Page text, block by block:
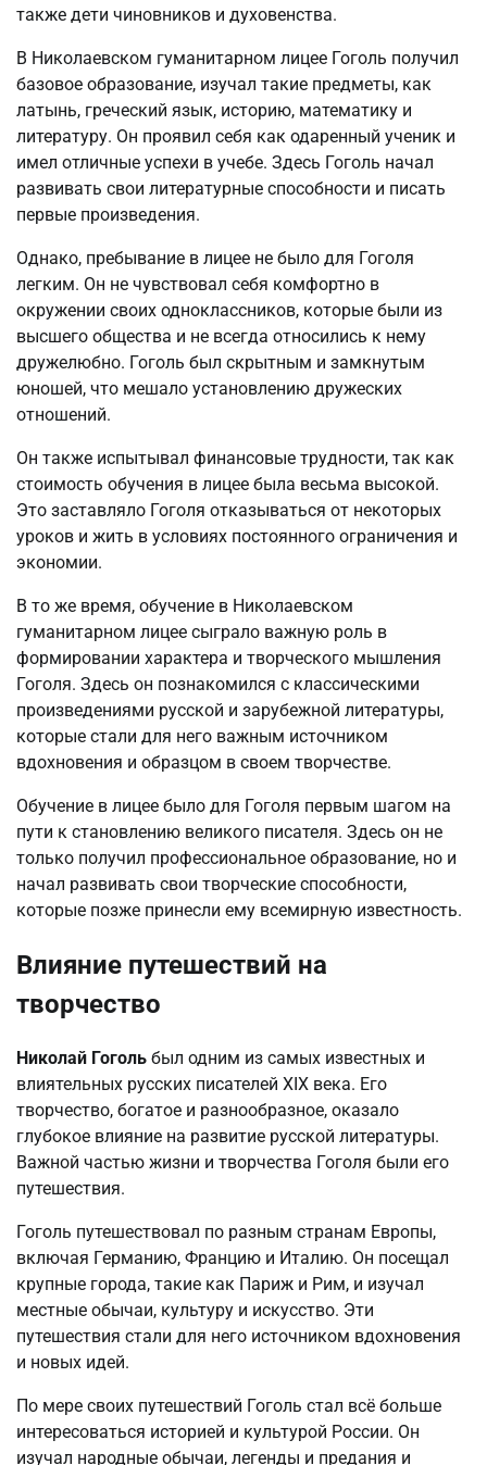
также дети чиновников и духовенства.
В Николаевском гуманитарном лицее Гоголь получил
базовое образование, изучал такие предметы, как
латынь, греческий язык, историю, математику и
литературу. Он проявил себя как одаренный ученик и
имел отличные успехи в учебе. Здесь Гоголь начал
развивать свои литературные способности и писать
первые произведения.
Однако, пребывание в лицее не было для Гоголя
легким. Он не чувствовал себя комфортно в
окружении своих одноклассников, которые были из
высшего общества и не всегда относились к нему
дружелюбно. Гоголь был скрытным и замкнутым
юношей, что мешало установлению дружеских
отношений.
Он также испытывал финансовые трудности, так как
стоимость обучения в лицее была весьма высокой.
Это заставляло Гоголя отказываться от некоторых
уроков и жить в условиях постоянного ограничения и
экономии.
В то же время, обучение в Николаевском
гуманитарном лицее сыграло важную роль в
формировании характера и творческого мышления
Гоголя. Здесь он познакомился с классическими
произведениями русской и зарубежной литературы,
которые стали для него важным источником
вдохновения и образцом в своем творчестве.
Обучение в лицее было для Гоголя первым шагом на
пути к становлению великого писателя. Здесь он не
только получил профессиональное образование, но и
начал развивать свои творческие способности,
которые позже принесли ему всемирную известность.
Влияние путешествий на
творчество
Николай Гоголь был одним из самых известных и
влиятельных русских писателей XIX века. Его
творчество, богатое и разнообразное, оказало
глубокое влияние на развитие русской литературы.
Важной частью жизни и творчества Гоголя были его
путешествия.
Гоголь путешествовал по разным странам Европы,
включая Германию, Францию и Италию. Он посещал
крупные города, такие как Париж и Рим, и изучал
местные обычаи, культуру и искусство. Эти
путешествия стали для него источником вдохновения
и новых идей.
По мере своих путешествий Гоголь стал всё больше
интересоваться историей и культурой России. Он
изучал народные обычаи, легенды и предания и